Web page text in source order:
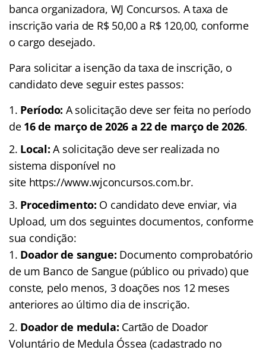
banca organizadora, WJ Concursos. A taxa de
inscrição varia de R$ 50,00 a R$ 120,00, conforme
o cargo desejado.
Para solicitar a isenção da taxa de inscrição, o
candidato deve seguir estes passos:
Período: A solicitação deve ser feita no período
de 16 de março de 2026 a 22 de março de 2026.
Local: A solicitação deve ser realizada no
sistema disponível no
site https://www.wjconcursos.com.br.
Procedimento: O candidato deve enviar, via
Upload, um dos seguintes documentos, conforme
sua condição:
Doador de sangue: Documento comprobatório
de um Banco de Sangue (público ou privado) que
conste, pelo menos, 3 doações nos 12 meses
anteriores ao último dia de inscrição.
Doador de medula: Cartão de Doador
Voluntário de Medula Óssea (cadastrado no